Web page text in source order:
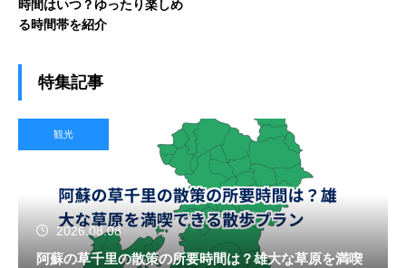
時間はいつ？ゆったり楽しめ
る時間帯を紹介
特集記事
観光
2026.08.08
阿蘇の草千里の散策の所要時間は？雄大な草原を満喫